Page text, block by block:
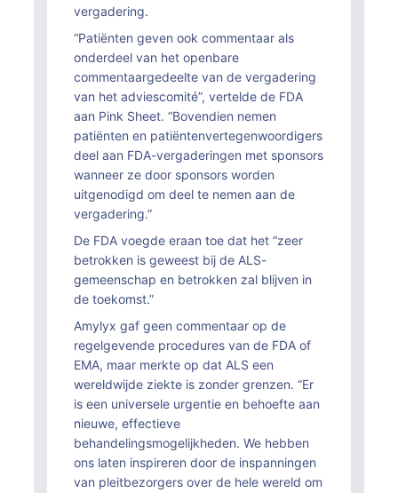
vergadering.
“Patiënten geven ook commentaar als
onderdeel van het openbare
commentaargedeelte van de vergadering
van het adviescomité”, vertelde de FDA
aan Pink Sheet. “Bovendien nemen
patiënten en patiëntenvertegenwoordigers
deel aan FDA-vergaderingen met sponsors
wanneer ze door sponsors worden
uitgenodigd om deel te nemen aan de
vergadering.”
De FDA voegde eraan toe dat het “zeer
betrokken is geweest bij de ALS-
gemeenschap en betrokken zal blijven in
de toekomst.”
Amylyx gaf geen commentaar op de
regelgevende procedures van de FDA of
EMA, maar merkte op dat ALS een
wereldwijde ziekte is zonder grenzen. “Er
is een universele urgentie en behoefte aan
nieuwe, effectieve
behandelingsmogelijkheden. We hebben
ons laten inspireren door de inspanningen
van pleitbezorgers over de hele wereld om